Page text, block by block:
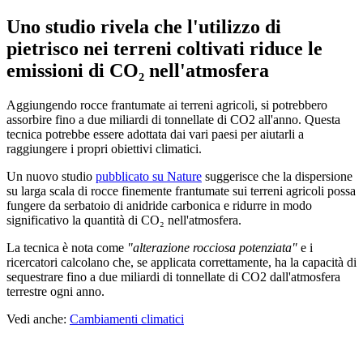
Uno studio rivela che l'utilizzo di
pietrisco nei terreni coltivati riduce le
emissioni di CO₂ nell'atmosfera
Aggiungendo rocce frantumate ai terreni agricoli, si potrebbero
assorbire fino a due miliardi di tonnellate di CO2 all'anno. Questa
tecnica potrebbe essere adottata dai vari paesi per aiutarli a
raggiungere i propri obiettivi climatici.
Un nuovo studio pubblicato su Nature suggerisce che la dispersione
su larga scala di rocce finemente frantumate sui terreni agricoli possa
fungere da serbatoio di anidride carbonica e ridurre in modo
significativo la quantità di CO₂ nell'atmosfera.
La tecnica è nota come "alterazione rocciosa potenziata" e i
ricercatori calcolano che, se applicata correttamente, ha la capacità di
sequestrare fino a due miliardi di tonnellate di CO2 dall'atmosfera
terrestre ogni anno.
Vedi anche: Cambiamenti climatici